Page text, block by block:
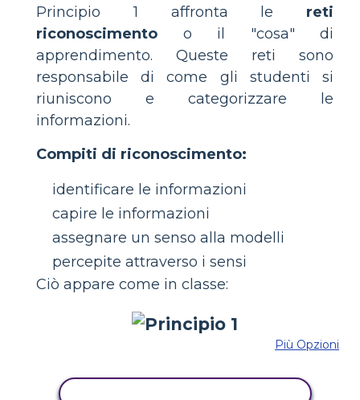
Principio 1 affronta le reti
riconoscimento o il "cosa" di
apprendimento. Queste reti sono
responsabile di come gli studenti si
riuniscono e categorizzare le
informazioni.
Compiti di riconoscimento:
identificare le informazioni
capire le informazioni
assegnare un senso alla modelli
percepite attraverso i sensi
Ciò appare come in classe:
Più Opzioni